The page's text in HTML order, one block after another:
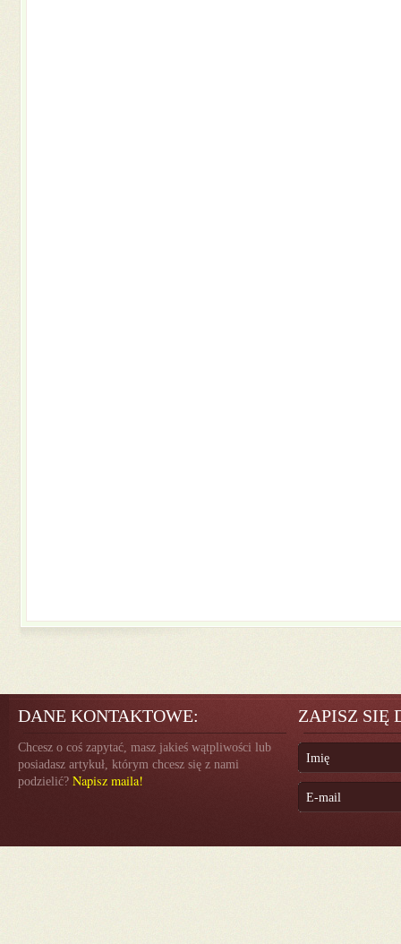
DANE KONTAKTOWE:
Chcesz o coś zapytać, masz jakieś wątpliwości lub
posiadasz artykuł, którym chcesz się z nami
podzielić? Napisz maila!
ZAPISZ SIĘ